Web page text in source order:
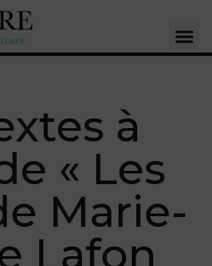
à
« Les
Marie-
Lafon